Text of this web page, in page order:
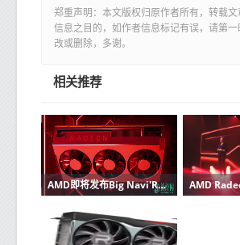
郑重声明：本文版权归原作者所有，转载
信息之目的，如作者信息标记有误，请第
改或删除，多谢。
相关推荐
AMD即将发布Big Navi'RDNA 2'GPU驱动的Radeon RX 6000系列